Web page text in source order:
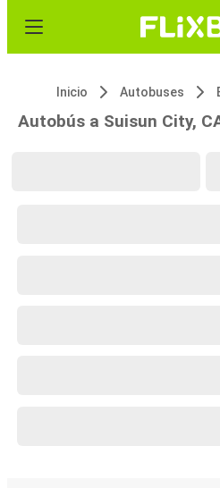
Inicio Autobuses
Autobús a Suisun City,